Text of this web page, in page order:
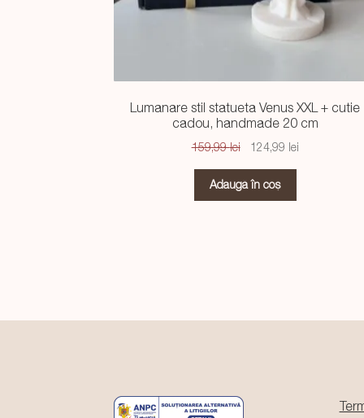
Lumanare stil statueta Venus XXL + cutie
cadou, handmade 20 cm
159,99lei
Prețul
a
fost:
124,99 lei
Adaugă în coș